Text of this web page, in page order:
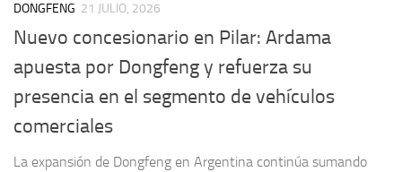
DONGFENG 21 JULIO, 2026
Nuevo concesionario en Pilar: Ardama
apuesta por Dongfeng y refuerza su
presencia en el segmento de vehículos
comerciales
La expansión de Dongfeng en Argentina continúa sumando